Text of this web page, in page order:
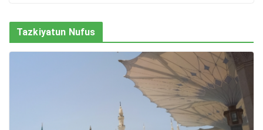
Tazkiyatun Nufus